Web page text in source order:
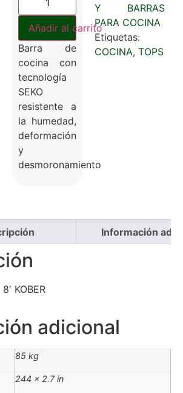
Añadir al carrito
Barra de
cocina con
tecnología
SEKO
resistente a
la humedad,
deformación
y
desmoronamiento
Y BARRAS
PARA COCINA
Etiquetas:
COCINA, TOPS
Información
KOBER
adicional
85 kg
244 × 2.7 in